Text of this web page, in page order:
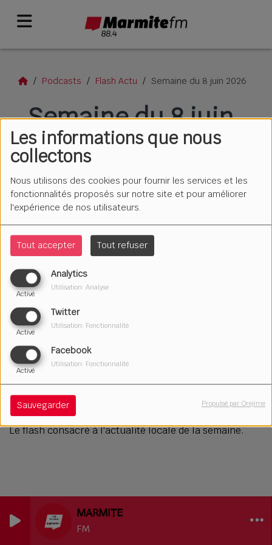
Les informations que nous
collectons
Nous utilisons des cookies pour fournir les services et les
fonctionnalités proposés sur notre site et pour améliorer
l'expérience de nos utilisateurs.
Tout accepter Tout refuser
Analytics
Activé
Utilisation: Analyse
Twitter
Activé
Utilisation: Fonctionnalité
Facebook
Activé
Utilisation: Fonctionnalité
Sauvegarder Propulsé par Orejime
MARMITE
FM
Podcasts Flash Actu Semaine du 8 juin 2026
Semaine du 8 juin
2026
Écouter le podcast
Télécharger le podcast
Le flash consacré à l'actualité locale de la semaine.